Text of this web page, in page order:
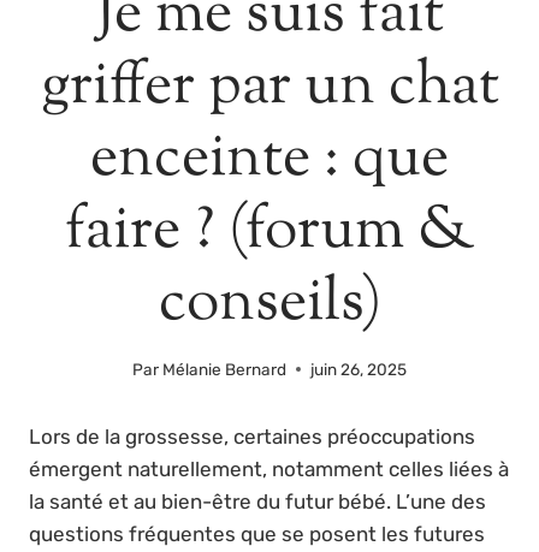
griffer par un chat
enceinte : que
faire ? (forum &
conseils)
Par Mélanie Bernard juin 26, 2025
Lors de la grossesse, certaines préoccupations
émergent naturellement, notamment celles liées à
la santé et au bien-être du futur bébé. L’une des
questions fréquentes que se posent les futures